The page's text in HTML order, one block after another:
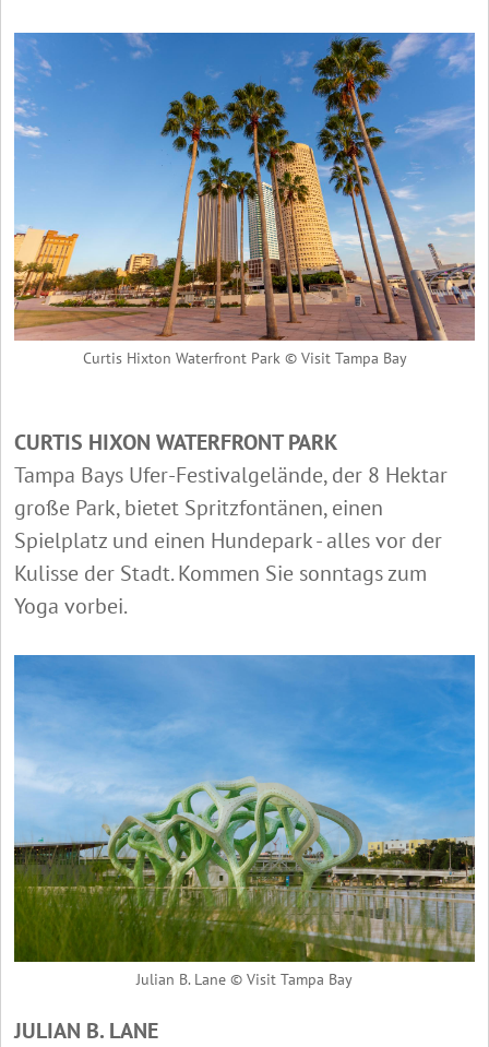
Curtis Hixton Waterfront Park © Visit Tampa Bay
CURTIS HIXON WATERFRONT PARK
Tampa Bays Ufer-Festivalgelände, der 8 Hektar
große Park, bietet Spritzfontänen, einen
Spielplatz und einen Hundepark - alles vor der
Kulisse der Stadt. Kommen Sie sonntags zum
Yoga vorbei.
Julian B. Lane © Visit Tampa Bay
JULIAN B. LANE